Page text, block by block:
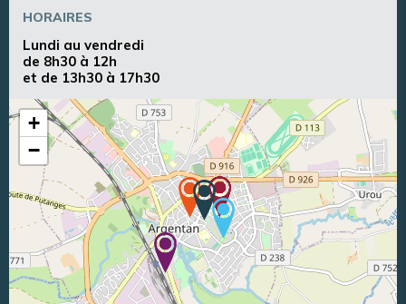
HORAIRES
Lundi au vendredi
de 8h30 à 12h
et de 13h30 à 17h30
+
−